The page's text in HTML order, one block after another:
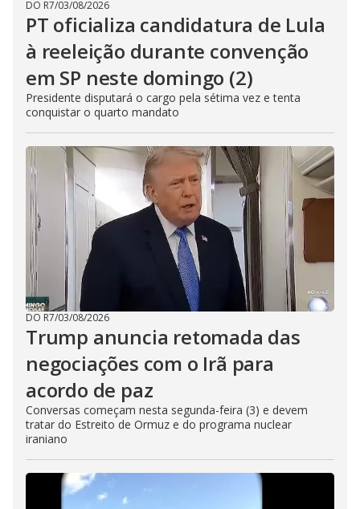
DO R7/03/08/2026
PT oficializa candidatura de Lula
à reeleição durante convenção
em SP neste domingo (2)
Presidente disputará o cargo pela sétima vez e tenta
conquistar o quarto mandato
DO R7/03/08/2026
Trump anuncia retomada das
negociações com o Irã para
acordo de paz
Conversas começam nesta segunda-feira (3) e devem
tratar do Estreito de Ormuz e do programa nuclear
iraniano